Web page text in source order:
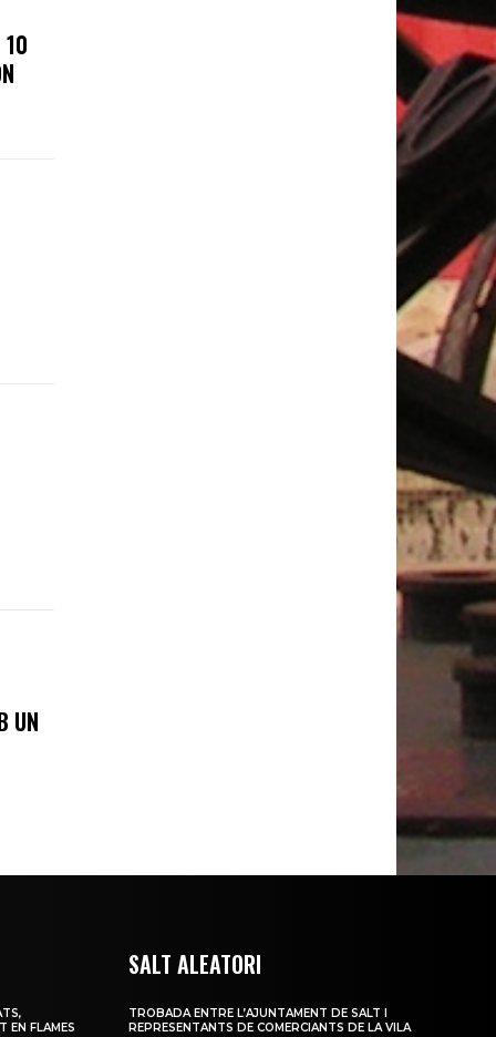
10
UN
EN FLAMES
SALT ALEATORI
TROBADA ENTRE L’AJUNTAMENT DE SALT I
REPRESENTANTS DE COMERCIANTS DE LA VILA